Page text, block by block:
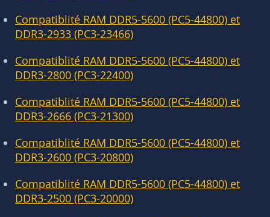
Compatiblité RAM DDR5-5600 (PC5-44800) et
DDR3-2933 (PC3-23466)
Compatiblité RAM DDR5-5600 (PC5-44800) et
DDR3-2800 (PC3-22400)
Compatiblité RAM DDR5-5600 (PC5-44800) et
DDR3-2666 (PC3-21300)
Compatiblité RAM DDR5-5600 (PC5-44800) et
DDR3-2600 (PC3-20800)
Compatiblité RAM DDR5-5600 (PC5-44800) et
DDR3-2500 (PC3-20000)